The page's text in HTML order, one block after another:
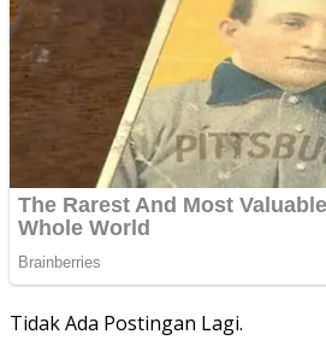
Tidak Ada Postingan Lagi.